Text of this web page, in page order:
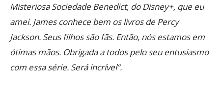
Misteriosa Sociedade Benedict, do Disney+, que eu
amei. James conhece bem os livros de Percy
Jackson. Seus filhos são fãs. Então, nós estamos em
ótimas mãos. Obrigada a todos pelo seu entusiasmo
com essa série. Será incrível”.